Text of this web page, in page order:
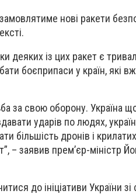
нові ракети
деяких із цих ракет є
боєприпаси у країн, які
за свою оборону. Україна
ударів по людях,
більшість дронів і
– заявив прем’єр-міністр
до ініціативи України зі